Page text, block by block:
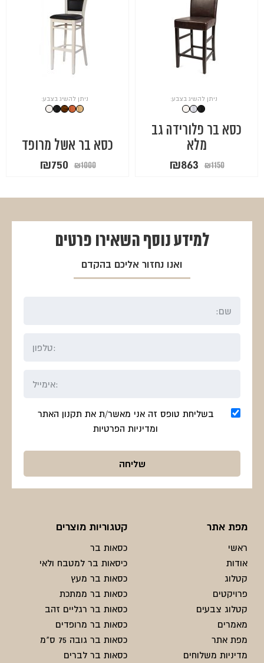
ניתן להשיג בצבע:
כסא בר פלורידה גב
מלא
₪1150
המחיר
₪863
ניתן להשיג בצבע:
כסא בר אשל מרופד
₪1000
המחיר
₪750
מפת אתר
ראשי
אודות
קטלוג
פרויקטים
קטלוג צבעים
מאמרים
מפת אתר
מדיניות משלוחים
קטגוריות מוצרים
כסאות בר
כיסאות בר למטבח ולאי
כסאות בר מעץ
כסאות בר ממתכת
כסאות בר רגליים זהב
כסאות בר מרופדים
כסאות בר גובה 75 ס"מ
כסאות בר לברים
למידע נוסף השאירו פרטים
ואנו נחזור אליכם בהקדם
בשליחת טופס זה אני מאשר/ת את תקנון האתר
ומדיניות הפרטיות